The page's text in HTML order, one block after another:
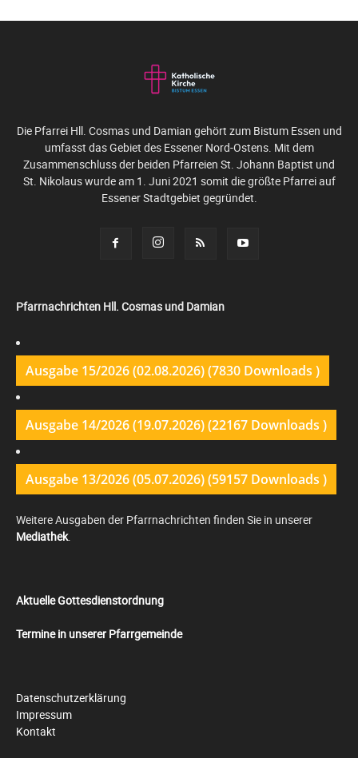
Die Pfarrei Hll. Cosmas und Damian gehört zum Bistum Essen und
umfasst das Gebiet des Essener Nord-Ostens. Mit dem
Zusammenschluss der beiden Pfarreien St. Johann Baptist und
St. Nikolaus wurde am 1. Juni 2021 somit die größte Pfarrei auf
Essener Stadtgebiet gegründet.
Pfarrnachrichten Hll. Cosmas und Damian
Ausgabe 15/2026 (02.08.2026) (7830 Downloads )
Ausgabe 14/2026 (19.07.2026) (22167 Downloads )
Ausgabe 13/2026 (05.07.2026) (59157 Downloads )
Weitere Ausgaben der Pfarrnachrichten finden Sie in unserer
Mediathek.
Aktuelle Gottesdienstordnung
Termine in unserer Pfarrgemeinde
Datenschutzerklärung
Impressum
Kontakt